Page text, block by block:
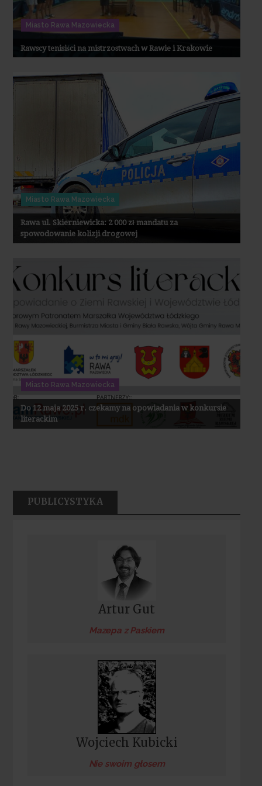
Miasto Rawa Mazowiecka
Rawscy tenisiści na mistrzostwach w Rawie i Krakowie
Miasto Rawa Mazowiecka
Rawa ul. Skierniewicka: 2 000 zł mandatu za
spowodowanie kolizji drogowej
Miasto Rawa Mazowiecka
Do 12 maja 2025 r. czekamy na opowiadania w konkursie
literackim
PUBLICYSTYKA
Artur Gut
Mazepa z Paskiem
Wojciech Kubicki
Nie swoim głosem